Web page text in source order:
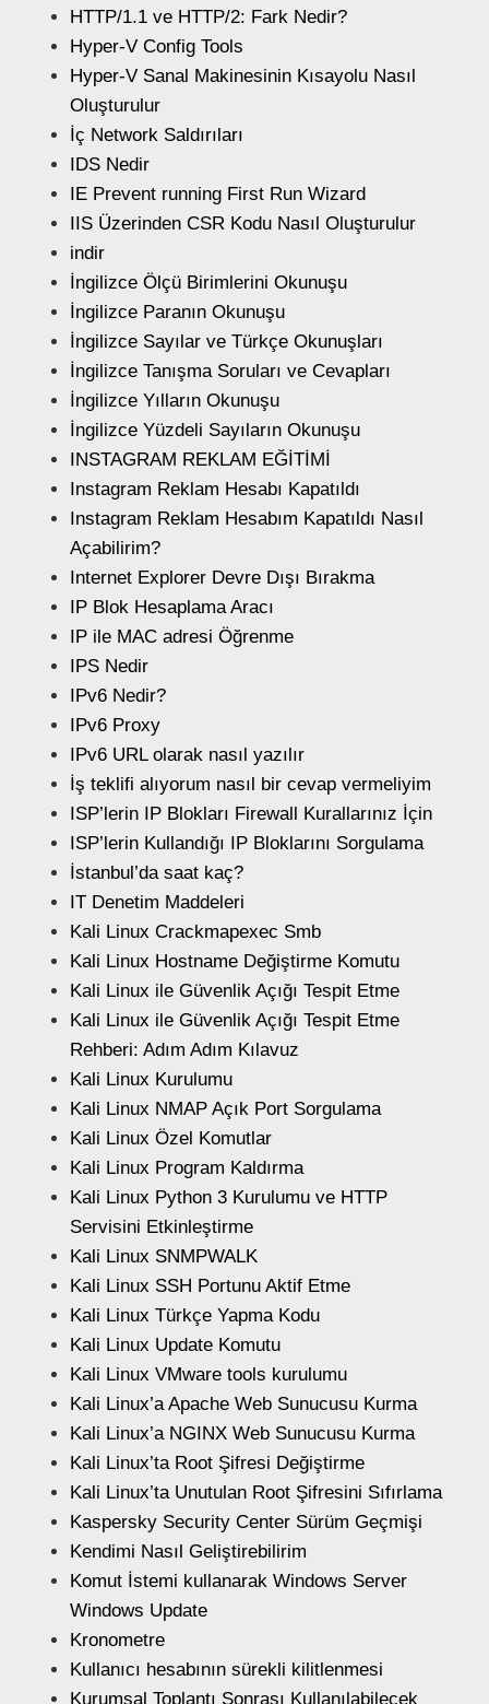
HTTP/1.1 ve HTTP/2: Fark Nedir?
Hyper-V Config Tools
Hyper-V Sanal Makinesinin Kısayolu Nasıl
Oluşturulur
İç Network Saldırıları
IDS Nedir
IE Prevent running First Run Wizard
IIS Üzerinden CSR Kodu Nasıl Oluşturulur
indir
İngilizce Ölçü Birimlerini Okunuşu
İngilizce Paranın Okunuşu
İngilizce Sayılar ve Türkçe Okunuşları
İngilizce Tanışma Soruları ve Cevapları
İngilizce Yılların Okunuşu
İngilizce Yüzdeli Sayıların Okunuşu
INSTAGRAM REKLAM EĞİTİMİ
Instagram Reklam Hesabı Kapatıldı
Instagram Reklam Hesabım Kapatıldı Nasıl
Açabilirim?
Internet Explorer Devre Dışı Bırakma
IP Blok Hesaplama Aracı
IP ile MAC adresi Öğrenme
IPS Nedir
IPv6 Nedir?
IPv6 Proxy
IPv6 URL olarak nasıl yazılır
İş teklifi alıyorum nasıl bir cevap vermeliyim
ISP’lerin IP Blokları Firewall Kurallarınız İçin
ISP’lerin Kullandığı IP Bloklarını Sorgulama
İstanbul’da saat kaç?
IT Denetim Maddeleri
Kali Linux Crackmapexec Smb
Kali Linux Hostname Değiştirme Komutu
Kali Linux ile Güvenlik Açığı Tespit Etme
Kali Linux ile Güvenlik Açığı Tespit Etme
Rehberi: Adım Adım Kılavuz
Kali Linux Kurulumu
Kali Linux NMAP Açık Port Sorgulama
Kali Linux Özel Komutlar
Kali Linux Program Kaldırma
Kali Linux Python 3 Kurulumu ve HTTP
Servisini Etkinleştirme
Kali Linux SNMPWALK
Kali Linux SSH Portunu Aktif Etme
Kali Linux Türkçe Yapma Kodu
Kali Linux Update Komutu
Kali Linux VMware tools kurulumu
Kali Linux’a Apache Web Sunucusu Kurma
Kali Linux’a NGINX Web Sunucusu Kurma
Kali Linux’ta Root Şifresi Değiştirme
Kali Linux’ta Unutulan Root Şifresini Sıfırlama
Kaspersky Security Center Sürüm Geçmişi
Kendimi Nasıl Geliştirebilirim
Komut İstemi kullanarak Windows Server
Windows Update
Kronometre
Kullanıcı hesabının sürekli kilitlenmesi
Kurumsal Toplantı Sonrası Kullanılabilecek